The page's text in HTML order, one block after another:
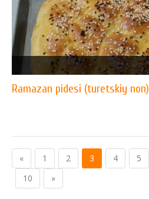
Ramazan pidesi (turetskiy non)
« 1 2 3 4 5
10
»